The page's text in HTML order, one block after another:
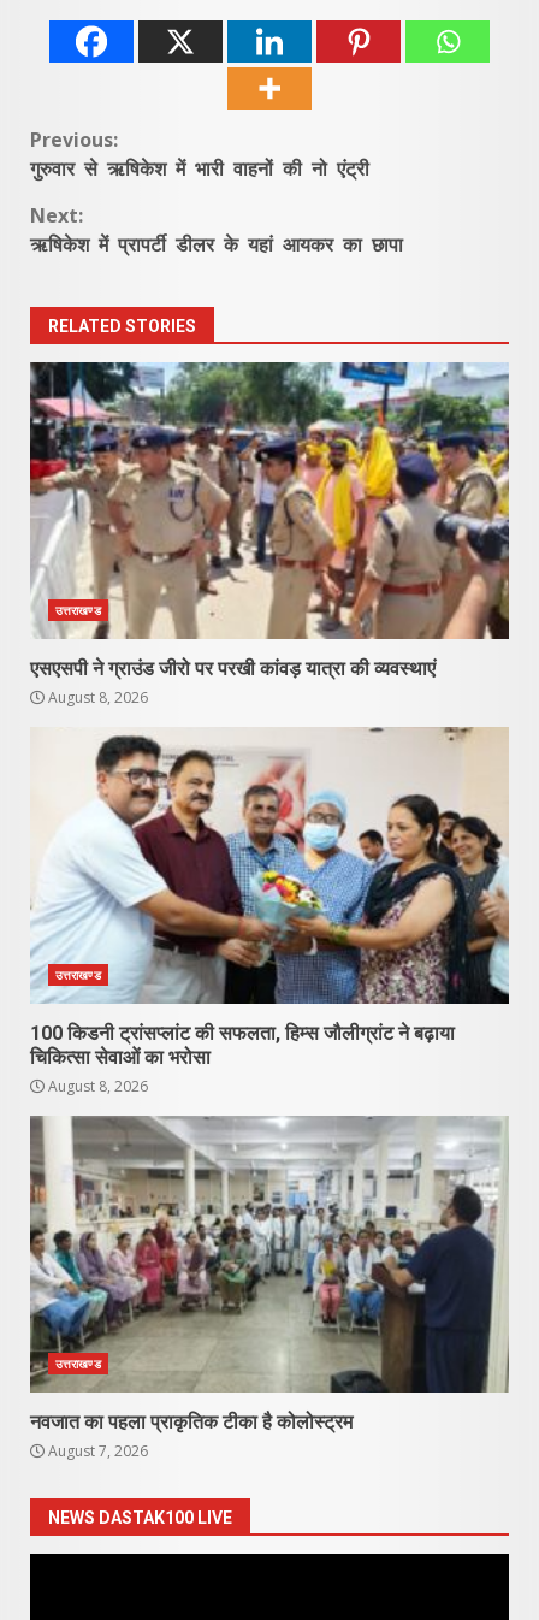
Continue
Reading
Previous:
गुरुवार से ऋषिकेश में भारी वाहनों की नो एंट्री
Next:
ऋषिकेश में प्रापर्टी डीलर के यहां आयकर का छापा
RELATED STORIES
उत्तराखण्ड
एसएसपी ने ग्राउंड जीरो पर परखी कांवड़ यात्रा की व्यवस्थाएं
August 8, 2026
उत्तराखण्ड
100 किडनी ट्रांसप्लांट की सफलता, हिम्स जौलीग्रांट ने बढ़ाया
चिकित्सा सेवाओं का भरोसा
August 8, 2026
उत्तराखण्ड
नवजात का पहला प्राकृतिक टीका है कोलोस्ट्रम
August 7, 2026
NEWS DASTAK100 LIVE